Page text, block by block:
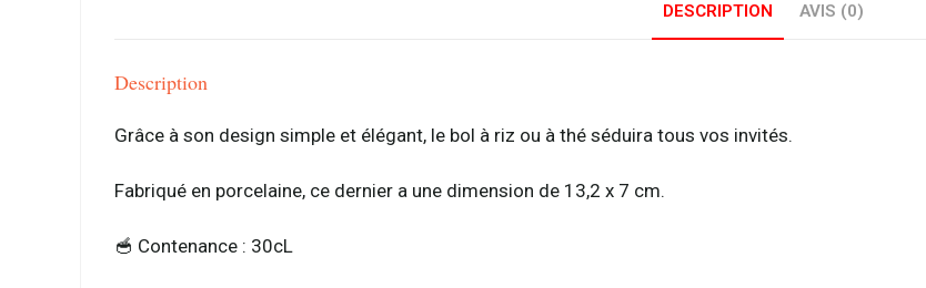
DESCRIPTION AVIS (0)
Description
Grâce à son design simple et élégant, le bol à riz ou à thé séduira tous vos invités.
Fabriqué en porcelaine, ce dernier a une dimension de 13,2 x 7 cm.
🥣​ Contenance : 30cL